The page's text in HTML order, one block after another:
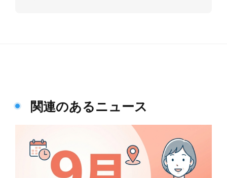
関連のあるニュース